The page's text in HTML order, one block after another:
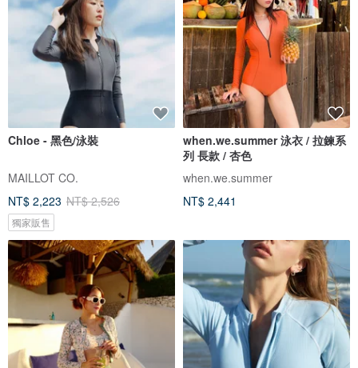
Chloe - 黑色/泳裝
MAILLOT CO.
NT$ 2,223 NT$ 2,526
獨家販售
when.we.summer 泳衣 / 拉鍊系
列 長款 / 杏色
when.we.summer
NT$ 2,441